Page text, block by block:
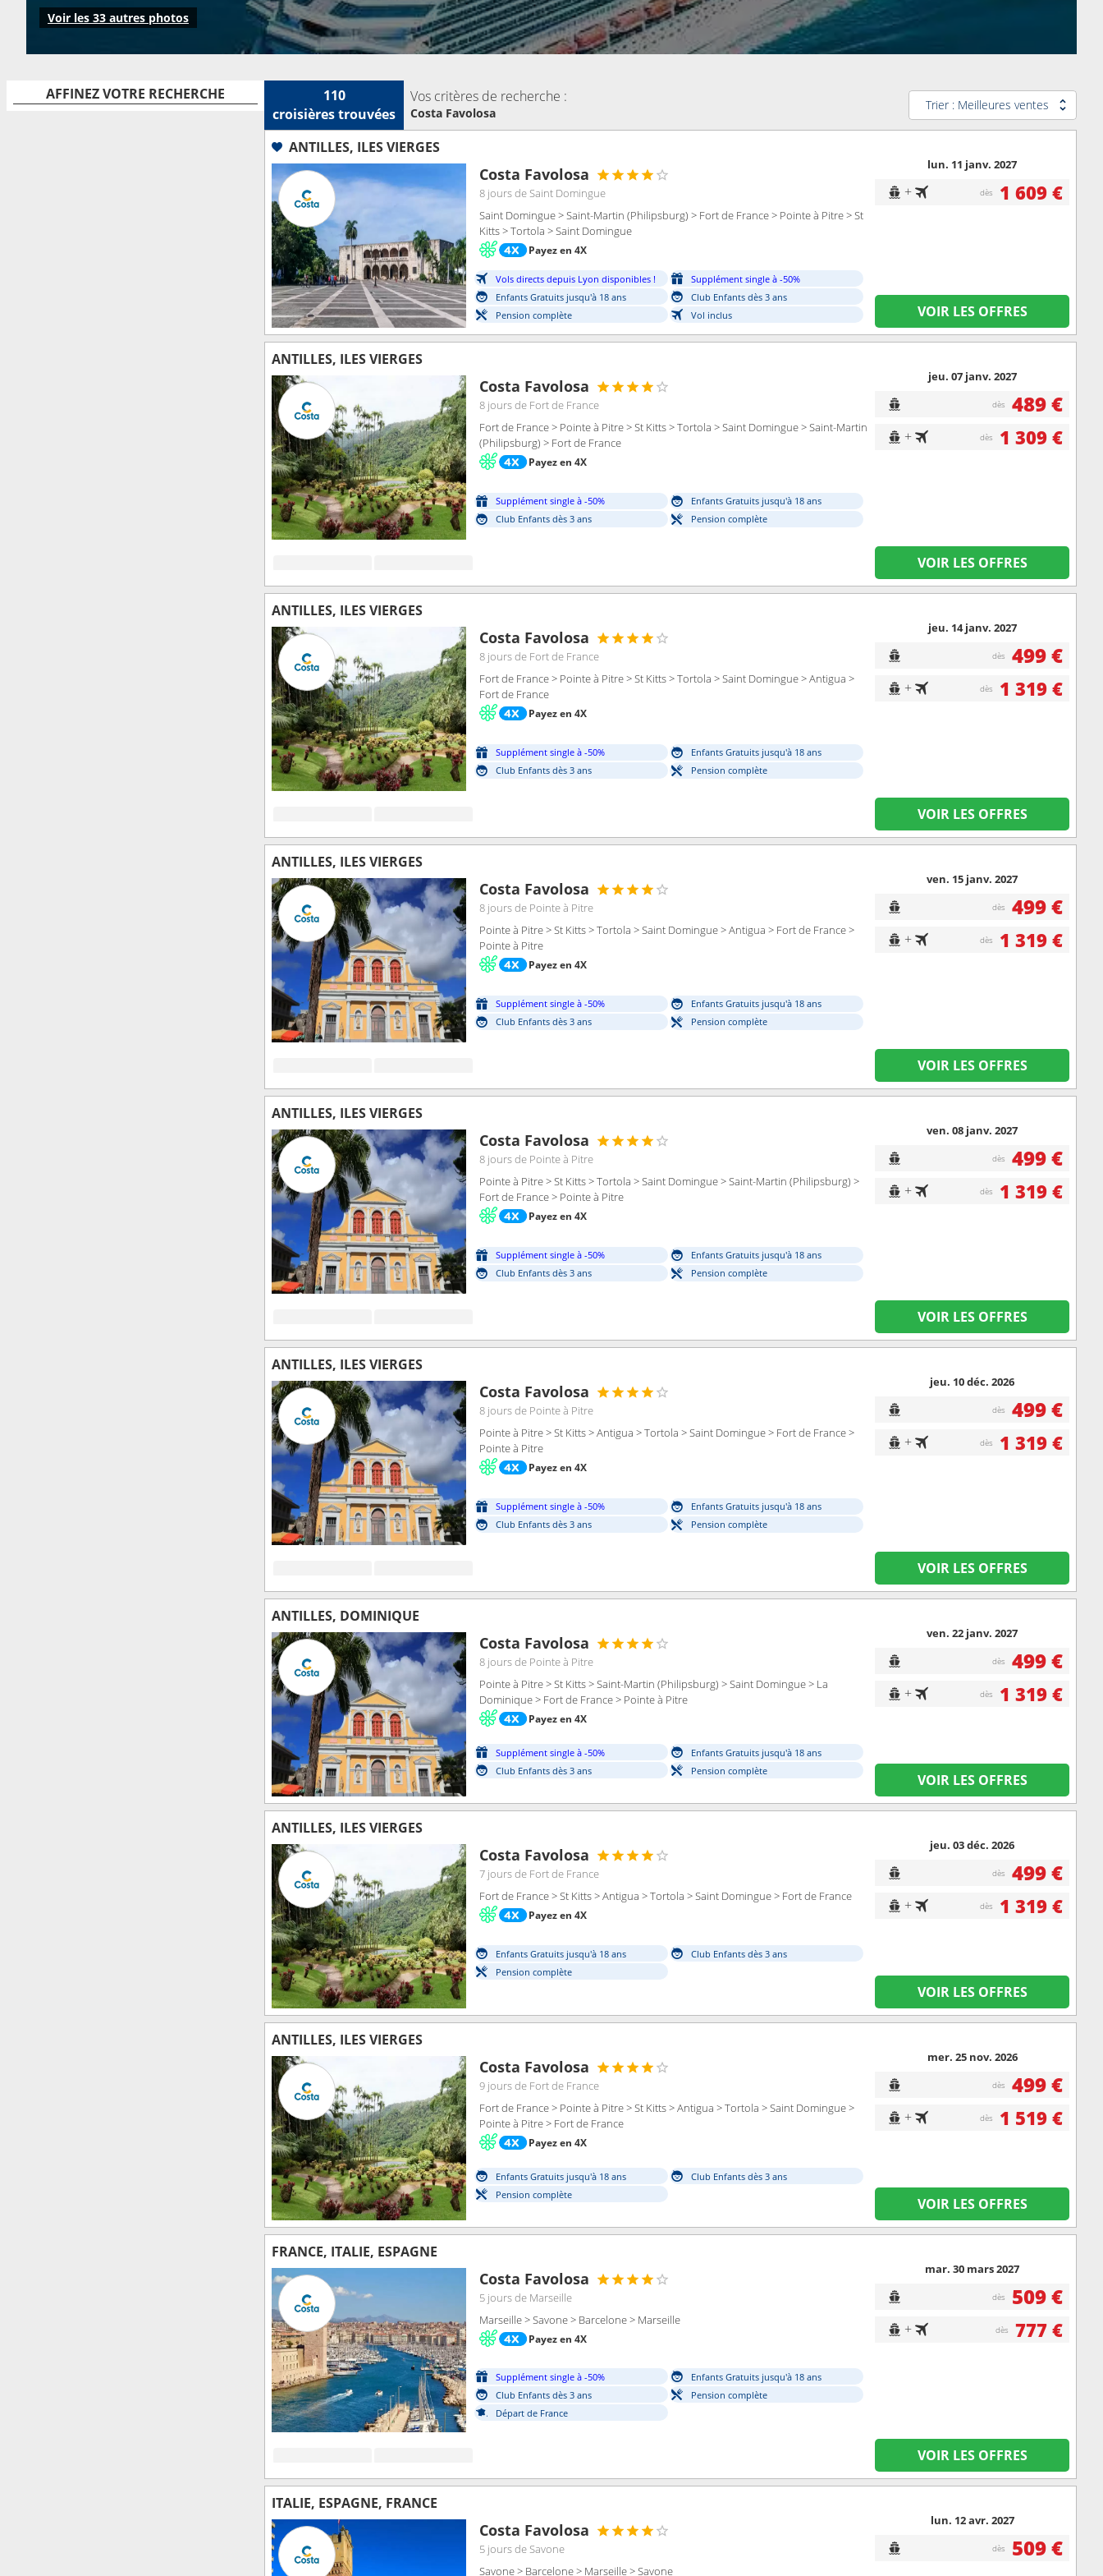
petit balcon, et suites). Pour les familles nombreuses, le navire dispose de certaines cabines communicantes disponibles dans la catégorie intérieure et extérieure vue mer avec sabord.
Voir les 33 autres photos
AFFINEZ VOTRE RECHERCHE
110
croisièrestrouvées
Vos critères de recherche :
Costa Favolosa
Trier : Meilleures ventes
ANTILLES, ILES VIERGES
Costa Favolosa
8 joursde Saint Domingue
Saint Domingue > Saint-Martin (Philipsburg) > Fort de France > Pointe à Pitre > St
Kitts > Tortola > Saint Domingue
Payez en 4X
Vols directs depuis Lyon disponibles !
Supplément single à -50%
Enfants Gratuits jusqu'à 18 ans
Club Enfants dès 3 ans
Pension complète
Vol inclus
lun. 11 janv. 2027
+ dès 1 609 €
VOIR LES OFFRES
ANTILLES, ILES VIERGES
Costa Favolosa
8 joursde Fort de France
Fort de France > Pointe à Pitre > St Kitts > Tortola > Saint Domingue > Saint-Martin
(Philipsburg) > Fort de France
Payez en 4X
Supplément single à -50%
Enfants Gratuits jusqu'à 18 ans
Club Enfants dès 3 ans
Pension complète
jeu. 07 janv. 2027
dès 489 €
+ dès 1 309 €
VOIR LES OFFRES
ANTILLES, ILES VIERGES
Costa Favolosa
8 joursde Fort de France
Fort de France > Pointe à Pitre > St Kitts > Tortola > Saint Domingue > Antigua >
Fort de France
Payez en 4X
Supplément single à -50%
Enfants Gratuits jusqu'à 18 ans
Club Enfants dès 3 ans
Pension complète
jeu. 14 janv. 2027
dès 499 €
+ dès 1 319 €
VOIR LES OFFRES
ANTILLES, ILES VIERGES
Costa Favolosa
8 joursde Pointe à Pitre
Pointe à Pitre > St Kitts > Tortola > Saint Domingue > Antigua > Fort de France >
Pointe à Pitre
Payez en 4X
Supplément single à -50%
Enfants Gratuits jusqu'à 18 ans
Club Enfants dès 3 ans
Pension complète
ven. 15 janv. 2027
dès 499 €
+ dès 1 319 €
VOIR LES OFFRES
ANTILLES, ILES VIERGES
Costa Favolosa
8 joursde Pointe à Pitre
Pointe à Pitre > St Kitts > Tortola > Saint Domingue > Saint-Martin (Philipsburg) >
Fort de France > Pointe à Pitre
Payez en 4X
Supplément single à -50%
Enfants Gratuits jusqu'à 18 ans
Club Enfants dès 3 ans
Pension complète
ven. 08 janv. 2027
dès 499 €
+ dès 1 319 €
VOIR LES OFFRES
ANTILLES, ILES VIERGES
Costa Favolosa
8 joursde Pointe à Pitre
Pointe à Pitre > St Kitts > Antigua > Tortola > Saint Domingue > Fort de France >
Pointe à Pitre
Payez en 4X
Supplément single à -50%
Enfants Gratuits jusqu'à 18 ans
Club Enfants dès 3 ans
Pension complète
jeu. 10 déc. 2026
dès 499 €
+ dès 1 319 €
VOIR LES OFFRES
ANTILLES, DOMINIQUE
Costa Favolosa
8 joursde Pointe à Pitre
Pointe à Pitre > St Kitts > Saint-Martin (Philipsburg) > Saint Domingue > La
Dominique > Fort de France > Pointe à Pitre
Payez en 4X
Supplément single à -50%
Enfants Gratuits jusqu'à 18 ans
Club Enfants dès 3 ans
Pension complète
ven. 22 janv. 2027
dès 499 €
+ dès 1 319 €
VOIR LES OFFRES
ANTILLES, ILES VIERGES
Costa Favolosa
7 joursde Fort de France
Fort de France > St Kitts > Antigua > Tortola > Saint Domingue > Fort de France
Payez en 4X
Enfants Gratuits jusqu'à 18 ans
Club Enfants dès 3 ans
Pension complète
jeu. 03 déc. 2026
dès 499 €
+ dès 1 319 €
VOIR LES OFFRES
ANTILLES, ILES VIERGES
Costa Favolosa
9 joursde Fort de France
Fort de France > Pointe à Pitre > St Kitts > Antigua > Tortola > Saint Domingue >
Pointe à Pitre > Fort de France
Payez en 4X
Enfants Gratuits jusqu'à 18 ans
Club Enfants dès 3 ans
Pension complète
mer. 25 nov. 2026
dès 499 €
+ dès 1 519 €
VOIR LES OFFRES
FRANCE, ITALIE, ESPAGNE
Costa Favolosa
5 joursde Marseille
Marseille > Savone > Barcelone > Marseille
Payez en 4X
Supplément single à -50%
Enfants Gratuits jusqu'à 18 ans
Club Enfants dès 3 ans
Pension complète
Départ de France
mar. 30 mars 2027
dès 509 €
+ dès 777 €
VOIR LES OFFRES
ITALIE, ESPAGNE, FRANCE
Costa Favolosa
5 joursde Savone
Savone > Barcelone > Marseille > Savone
lun. 12 avr. 2027
dès 509 €